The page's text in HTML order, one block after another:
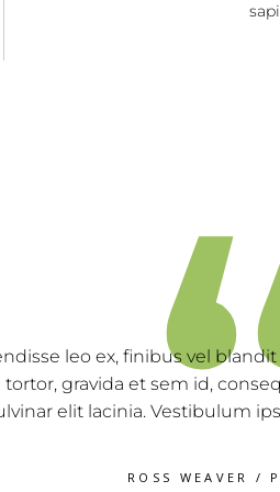
ex enim, feugiat hendrerit
vitae porttitor nibh.
quam odio, malesuada